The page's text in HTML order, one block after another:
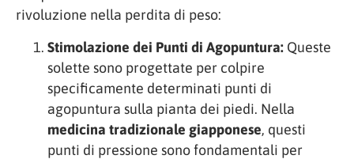
rivoluzione nella perdita di peso:
Stimolazione dei Punti di Agopuntura: Queste
solette sono progettate per colpire
specificamente determinati punti di
agopuntura sulla pianta dei piedi. Nella
medicina tradizionale giapponese, questi
punti di pressione sono fondamentali per